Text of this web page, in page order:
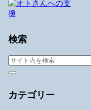
検索
カテゴリー